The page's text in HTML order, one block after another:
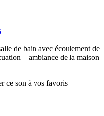
de bain avec écoulement de
– ambiance de la maison